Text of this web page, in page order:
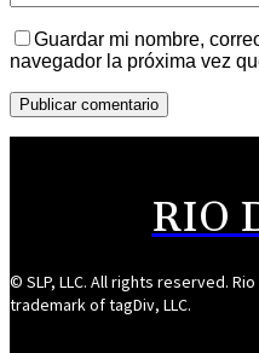
Guardar mi nombre,
navegador la próxima vez
RIO
© SLP, LLC. All rights reserved.
trademark of tagDiv, LLC.